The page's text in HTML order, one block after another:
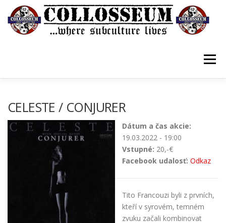
Prejsť
obsah
Menu
KONTAKTY GUESTBOOK GALÉRIA
CELESTE / CONJURER
Dátum a čas akcie:
19.03.2022 - 19:00
Vstupné: 20,-€
Facebook udalosť: Odkaz
Tito Francouzi byli z prvních,
kteří v syrovém, temném
zvuku začali kombinovat